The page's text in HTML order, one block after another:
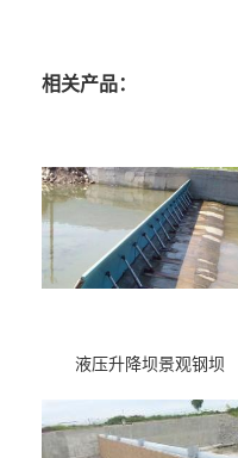
相关产品：
液压升降坝景观钢坝